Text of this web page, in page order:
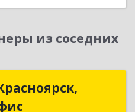
из соседних
Красноярск,
офис